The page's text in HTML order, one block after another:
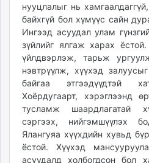
нууцлалыг нь
байхгүй бол хүмүүс сайн
Ингээд асуудал улам
зүйлийг ялгаж харах
үйлдвэрлэж, тарьж
нэвтрүүлж, хүүхэд
байгаа этгээдүүдтэй
Хоёрдугаарт, хэрэглээнд
тусламж шаардлагатай
сэргээх, нийгэмшүүлэх
Ялангуяа хүүхдийн хувьд
ёстой. Хүүхэд
асуудалд холбогдсон бол